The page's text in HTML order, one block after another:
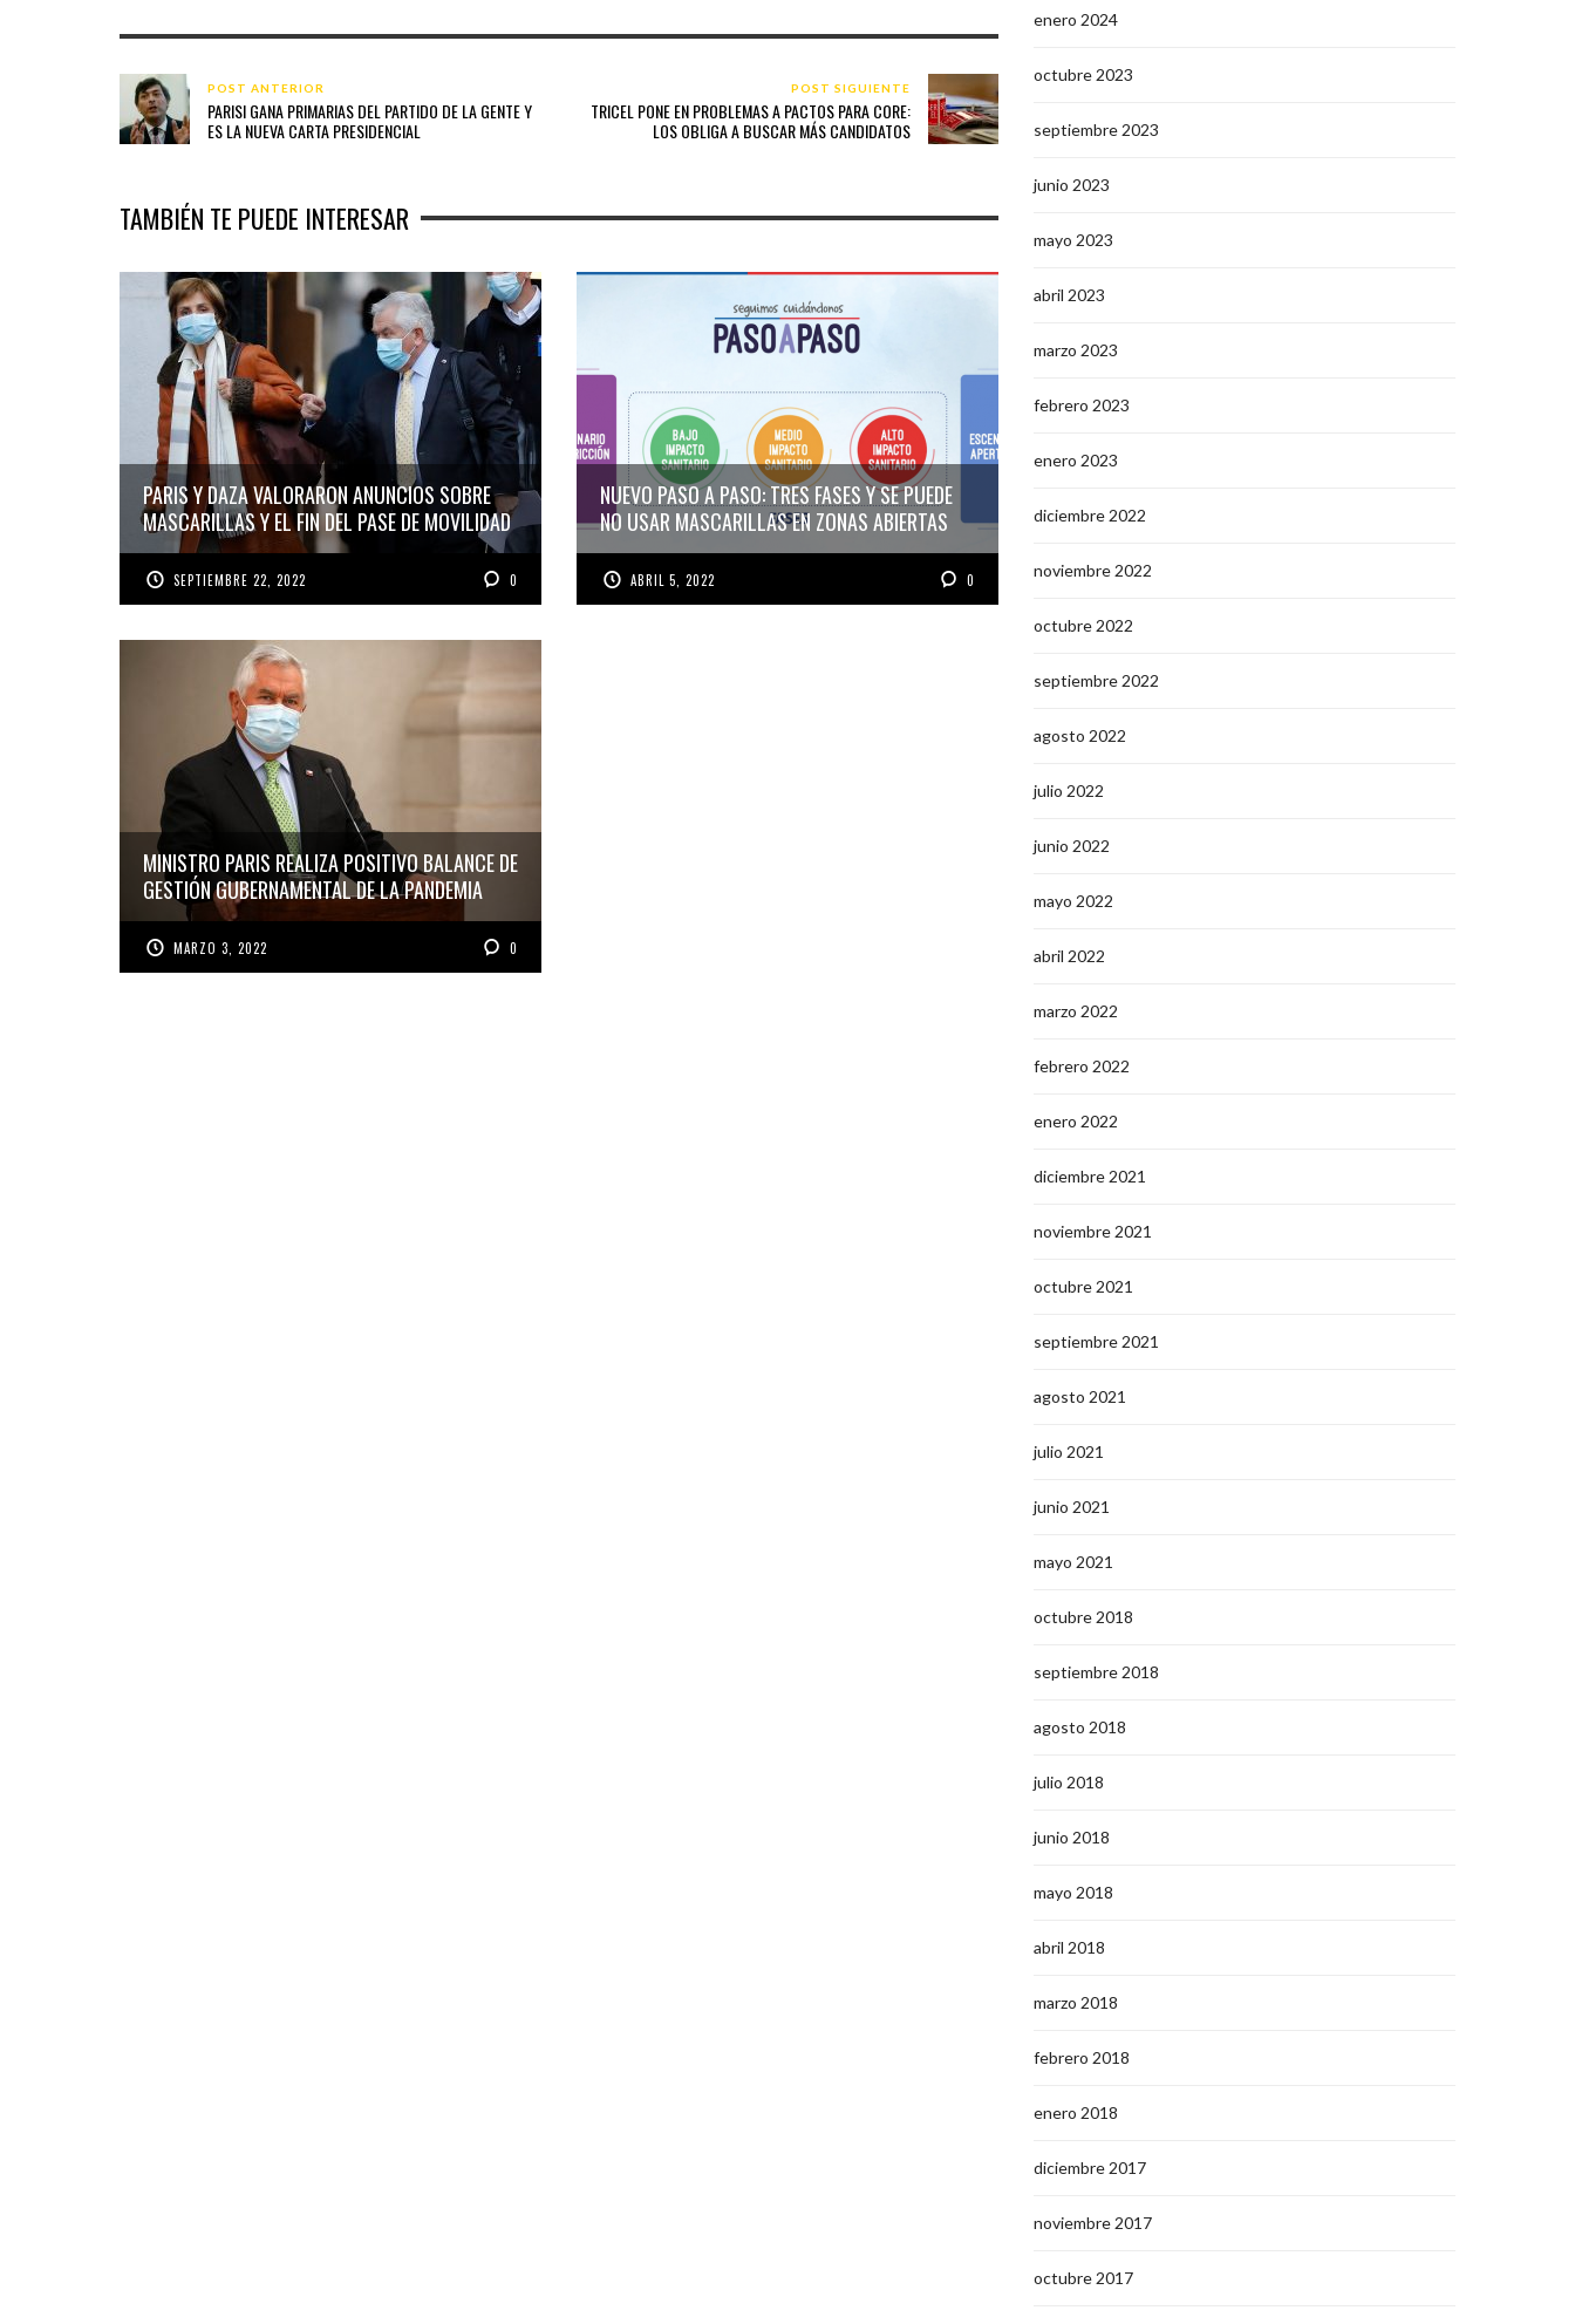
POST ANTERIOR
PARISI GANA PRIMARIAS DEL PARTIDO DE LA GENTE Y
ES LA NUEVA CARTA PRESIDENCIAL
POST SIGUIENTE
TRICEL PONE EN PROBLEMAS A PACTOS PARA CORE:
LOS OBLIGA A BUSCAR MÁS CANDIDATOS
TAMBIÉN TE PUEDE INTERESAR
PARIS Y DAZA VALORARON ANUNCIOS SOBRE
MASCARILLAS Y EL FIN DEL PASE DE MOVILIDAD
SEPTIEMBRE 22, 2022 0
NUEVO PASO A PASO: TRES FASES Y SE PUEDE
NO USAR MASCARILLAS EN ZONAS ABIERTAS
ABRIL 5, 2022 0
MINISTRO PARIS REALIZA POSITIVO BALANCE DE
GESTIÓN GUBERNAMENTAL DE LA PANDEMIA
MARZO 3, 2022 0
enero 2024
octubre 2023
septiembre 2023
junio 2023
mayo 2023
abril 2023
marzo 2023
febrero 2023
enero 2023
diciembre 2022
noviembre 2022
octubre 2022
septiembre 2022
agosto 2022
julio 2022
junio 2022
mayo 2022
abril 2022
marzo 2022
febrero 2022
enero 2022
diciembre 2021
noviembre 2021
octubre 2021
septiembre 2021
agosto 2021
julio 2021
junio 2021
mayo 2021
octubre 2018
septiembre 2018
agosto 2018
julio 2018
junio 2018
mayo 2018
abril 2018
marzo 2018
febrero 2018
enero 2018
diciembre 2017
noviembre 2017
octubre 2017